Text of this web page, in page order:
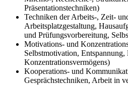
Präsentationstechniken)
Techniken der Arbeits-, Zeit-
Arbeitsplatzgestaltung,
und Prüfungsvorbereitung,
Motivations- und
Selbstmotivation,
Konzentrationsvermögens)
Kooperations- und
Gesprächstechniken, Arbeit in